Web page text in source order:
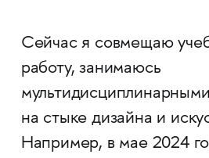
​​​​​​​Сейчас я совмещаю
работу, занимаюсь
на стыке дизайна и
Например, в мае 2024